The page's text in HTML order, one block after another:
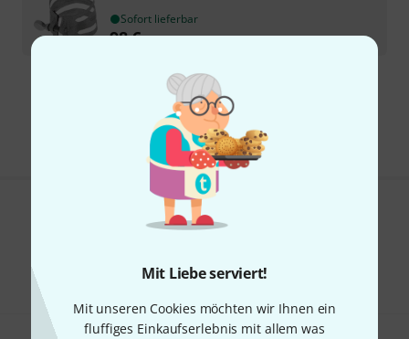
Mit Liebe serviert!
Mit unseren Cookies möchten wir Ihnen ein
fluffiges Einkaufserlebnis mit allem was
Sofort lieferbar
98€
Kostenloser Versand ab 29 €
Alle Preise inkl. MwSt.
Gefällt Ihnen, was Sie sehen?